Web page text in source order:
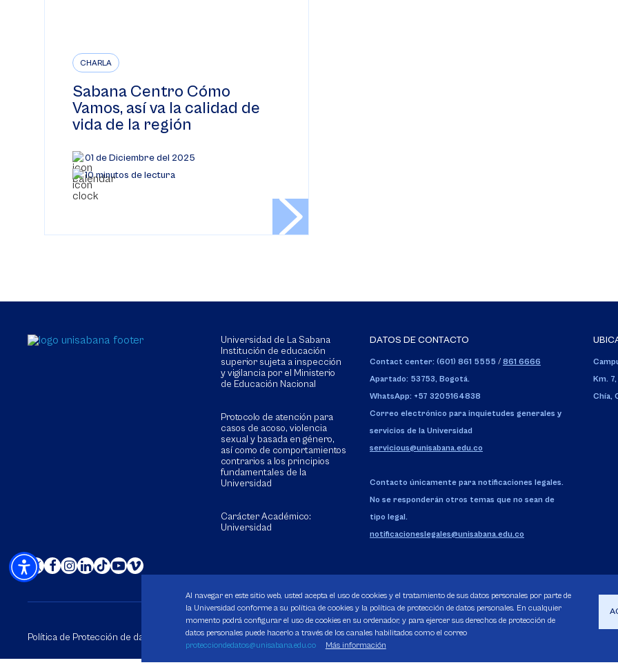
CHARLA
Sabana Centro Cómo
Vamos, así va la calidad de
vida de la región
01 de Diciembre del 2025
10 minutos de lectura
Universidad de La Sabana
Institución de educación
superior sujeta a inspección
y vigilancia por el Ministerio
de Educación Nacional
Protocolo de atención para
casos de acoso, violencia
sexual y basada en género,
así como de comportamientos
contrarios a los principios
fundamentales de la
Universidad
Carácter Académico:
Universidad
DATOS DE CONTACTO
Contact center: (601) 861 5555 / 861 6666
Apartado: 53753, Bogotá.
WhatsApp: +57 3205164838
Correo electrónico para inquietudes generales y
servicios de la Universidad
servicious@unisabana.edu.co
Contacto únicamente para notificaciones legales.
No se responderán otros temas que no sean de
tipo legal.
notificacioneslegales@unisabana.edu.co
Km.
Chía,
Política de Protección de datos Política de Cookies Derechos Pecuniarios
Al navegar en este sitio web, usted acepta el uso de cookies y el tratamiento de sus datos personales por parte de
la Universidad conforme a su política de cookies y la política de protección de datos personales. En cualquier
momento podrá configurar el uso de cookies en su ordenador, y para ejercer sus derechos de protección de
datos personales puede hacerlo a través de los canales habilitados como el correo
protecciondedatos@unisabana.edu.co
Más información